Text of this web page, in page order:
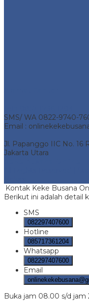
SMS/ WA 0822-9740-
Email :
Jl. Papanggo IIC No. 16
Jakarta Utara
Kontak Keke Busana
Berikut ini adalah detail
SMS
082297407600
Hotline
085717361204
Whatsapp
082297407600
Email
Buka jam 08.00 s/d jam